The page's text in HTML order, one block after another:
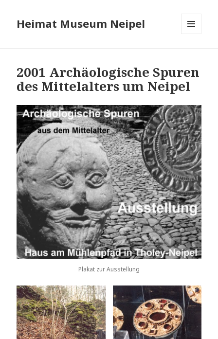
Heimat Museum Neipel
2001 Archäologische Spuren
des Mittelalters um Neipel
Plakat zur Ausstellung